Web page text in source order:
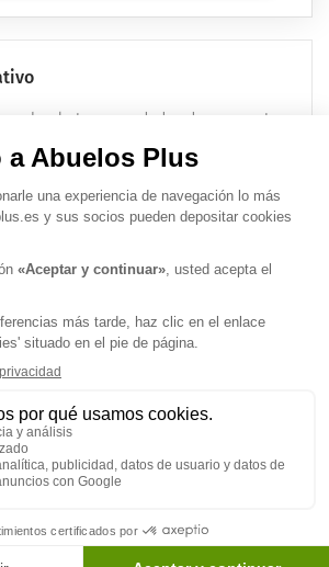
sobre la tercera edad cada mes en tu
OK
Síguenos en
cookies
Plus - Derechos reservados.